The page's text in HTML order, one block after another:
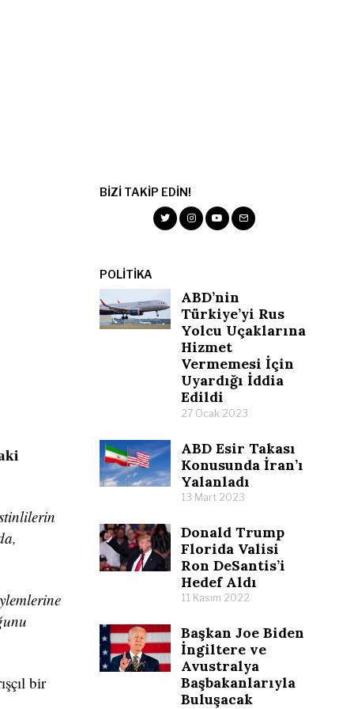
bir
BIZI TAKIP EDIN!
POLITIKA
ABD’nin
Türkiye’yi Rus
Yolcu Uçaklarına
Hizmet
Vermemesi İçin
Uyardığı İddia
Edildi
27 Ocak 2023
ABD Esir Takası
Konusunda İran’ı
Yalanladı
13 Mart 2023
Donald Trump
Florida Valisi
Ron DeSantis’i
Hedef Aldı
11 Kasım 2022
Başkan Joe Biden
İngiltere ve
Avustralya
Başbakanlarıyla
Buluşacak